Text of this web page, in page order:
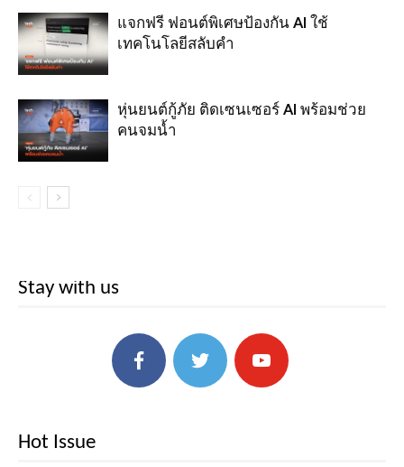
แจกฟรี ฟอนต์พิเศษป้องกัน AI ใช้
เทคโนโลยีสลับคำ
หุ่นยนต์กู้ภัย ติดเซนเซอร์ AI พร้อมช่วย
คนจมน้ำ
Stay with us
Hot Issue